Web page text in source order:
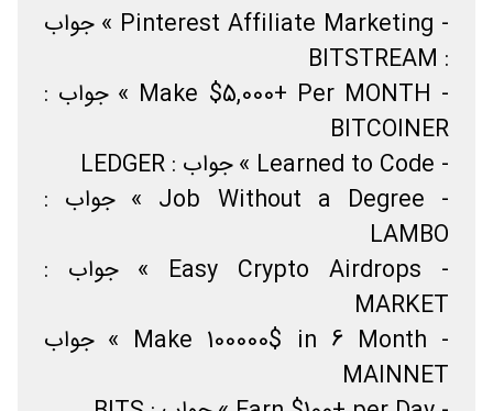
- Pinterest Affiliate Marketing » جواب
: BITSTREAM
- Make $5,000+ Per MONTH » جواب :
BITCOINER
- Learned to Code » جواب : LEDGER
- Job Without a Degree » جواب :
LAMBO
- Easy Crypto Airdrops » جواب :
MARKET
- Make 100000$ in 6 Month » جواب
MAINNET